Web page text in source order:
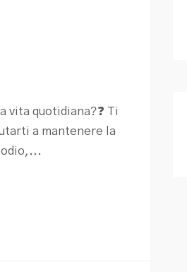
vita quotidiana?❓ Ti
a mantenere la